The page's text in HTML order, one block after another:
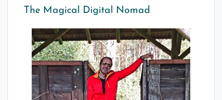
The Magical Digital Nomad